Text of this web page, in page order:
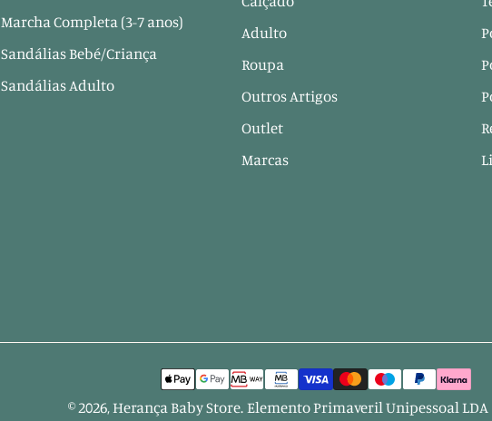
Marcha Completa (3-7 anos)
Sandálias Bebé/Criança
Sandálias Adulto
Adulto
Roupa
Outros Artigos
Outlet
Marcas
© 2026,Herança Baby Store. Elemento Primaveril Unipessoal LDA